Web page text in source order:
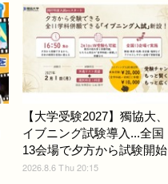
【大学受験2027】獨協大、
イブニング試験導入...全国
13会場で夕方から試験開始
2026.8.6 Thu 20:15